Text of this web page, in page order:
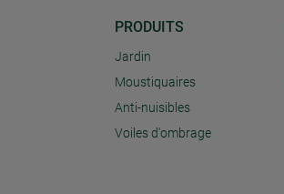
PRODUITS
Jardin
Moustiquaires
Anti-nuisibles
Voiles d'ombrage